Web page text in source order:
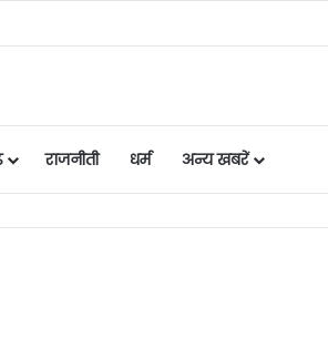
करेगा जीपीएम, 18 से 21 अगस्त तक जुटेंगे प्रदेशभर के खिलाड़ी
राजनीती धर्म अन्य खबरें